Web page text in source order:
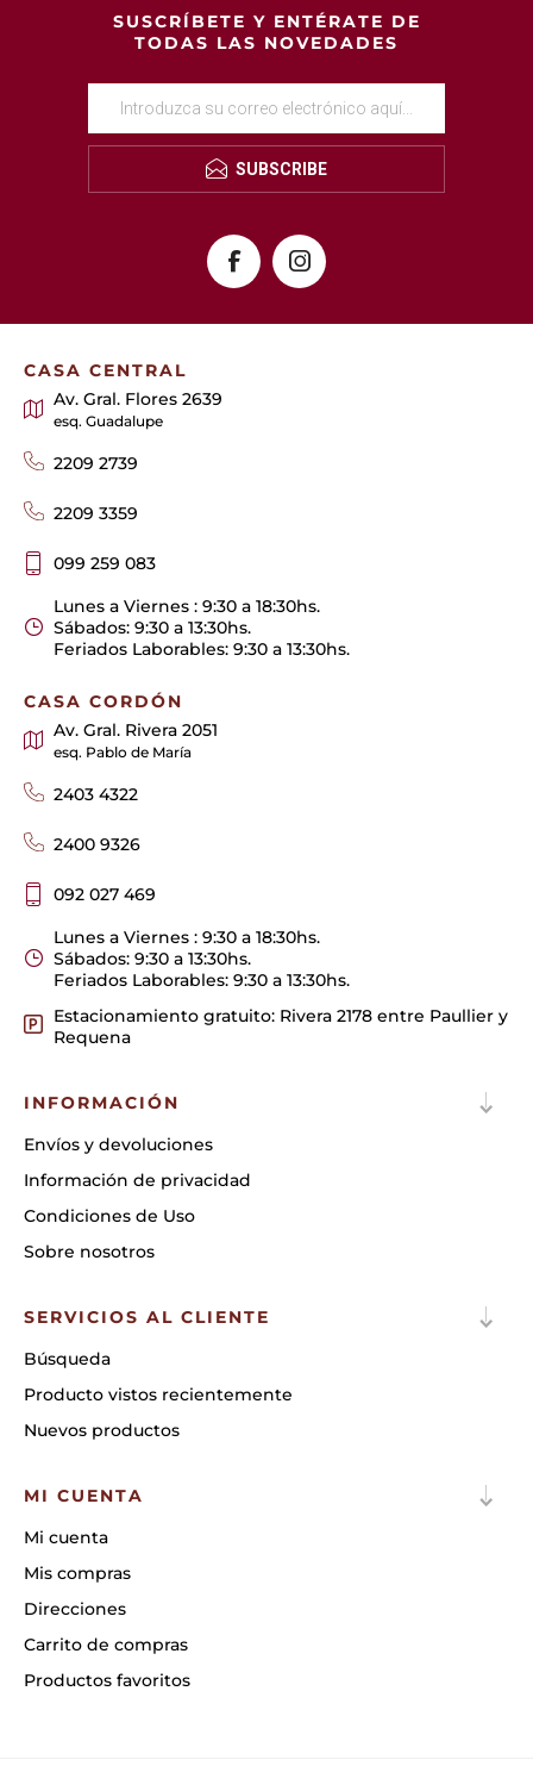
SUSCRÍBETE Y ENTÉRATE DE
TODAS LAS NOVEDADES
SUBSCRIBE
CASA CENTRAL
Av. Gral. Flores 2639
esq. Guadalupe
2209 2739
2209 3359
099 259 083
Lunes a Viernes : 9:30 a 18:30hs.
Sábados: 9:30 a 13:30hs.
Feriados Laborables: 9:30 a 13:30hs.
CASA CORDÓN
Av. Gral. Rivera 2051
esq. Pablo de María
2403 4322
2400 9326
092 027 469
Lunes a Viernes : 9:30 a 18:30hs.
Sábados: 9:30 a 13:30hs.
Feriados Laborables: 9:30 a 13:30hs.
Estacionamiento gratuito: Rivera 2178 entre Paullier y
Requena
INFORMACIÓN
Envíos y devoluciones
Información de privacidad
Condiciones de Uso
Sobre nosotros
SERVICIOS AL CLIENTE
Búsqueda
Producto vistos recientemente
Nuevos productos
MI CUENTA
Mi cuenta
Mis compras
Direcciones
Carrito de compras
Productos favoritos